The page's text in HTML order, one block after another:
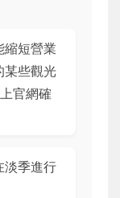
縮短營業
某些觀光
官網確
淡季進行